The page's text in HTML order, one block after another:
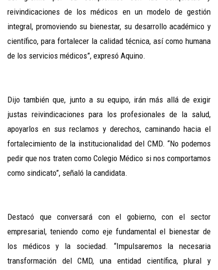
reivindicaciones de los médicos en un modelo de gestión
integral, promoviendo su bienestar, su desarrollo académico y
científico, para fortalecer la calidad técnica, así como humana
de los servicios médicos”, expresó Aquino.
Dijo también que, junto a su equipo, irán más allá de exigir
justas reivindicaciones para los profesionales de la salud,
apoyarlos en sus reclamos y derechos, caminando hacia el
fortalecimiento de la institucionalidad del CMD. “No podemos
pedir que nos traten como Colegio Médico si nos comportamos
como sindicato”, señaló la candidata.
Destacó que conversará con el gobierno, con el sector
empresarial, teniendo como eje fundamental el bienestar de
los médicos y la sociedad. “Impulsaremos la necesaria
transformación del CMD, una entidad científica, plural y